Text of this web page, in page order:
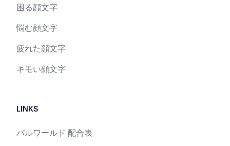
困る顔文字
悩む顔文字
疲れた顔文字
キモい顔文字
LINKS
パルワールド 配合表